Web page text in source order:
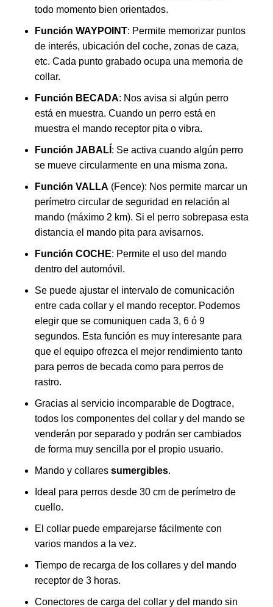
todo momento bien orientados.
Función WAYPOINT: Permite memorizar puntos
de interés, ubicación del coche, zonas de caza,
etc. Cada punto grabado ocupa una memoria de
collar.
Función BECADA: Nos avisa si algún perro
está en muestra. Cuando un perro está en
muestra el mando receptor pita o vibra.
Función JABALÍ : Se activa cuando algún perro
se mueve circularmente en una misma zona.
Función VALLA (Fence): Nos permite marcar un
perímetro circular de seguridad en relación al
mando (máximo 2 km). Si el perro sobrepasa esta
distancia el mando pita para avisarnos.
Función COCHE: Permite el uso del mando
dentro del automóvil.
Se puede ajustar el intervalo de comunicación
entre cada collar y el mando receptor. Podemos
elegir que se comuniquen cada 3, 6 ó 9
segundos. Esta función es muy interesante para
que el equipo ofrezca el mejor rendimiento tanto
para perros de becada como para perros de
rastro.
Gracias al servicio incomparable de Dogtrace,
todos los componentes del collar y del mando se
venderán por separado y podrán ser cambiados
de forma muy sencilla por el propio usuario.
Mando y collares sumergibles.
Ideal para perros desde 30 cm de perímetro de
cuello.
El collar puede emparejarse fácilmente con
varios mandos a la vez.
Tiempo de recarga de los collares y del mando
receptor de 3 horas.
Conectores de carga del collar y del mando sin